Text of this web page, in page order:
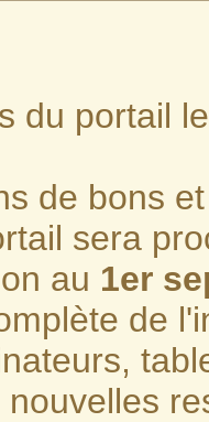
du portail
de bons
sera
au 1er
de